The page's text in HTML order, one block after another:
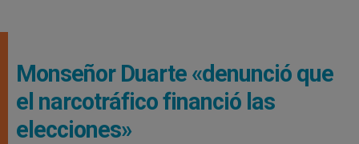
Monseñor Duarte «denunció que
el narcotráfico financió las
elecciones»